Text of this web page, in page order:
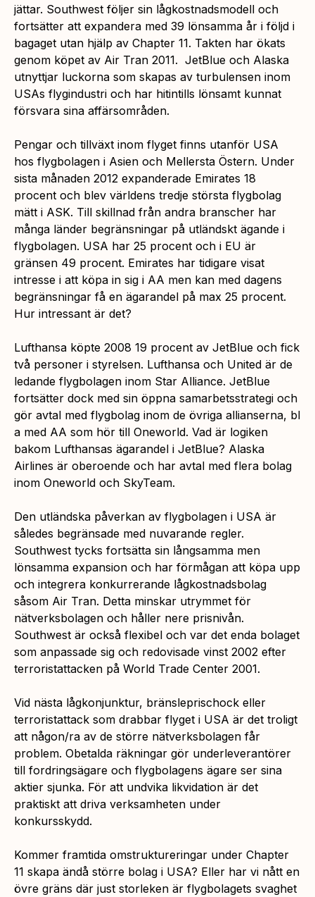
jättar. Southwest följer sin lågkostnadsmodell och
fortsätter att expandera med 39 lönsamma år i följd i
bagaget utan hjälp av Chapter 11. Takten har ökats
genom köpet av Air Tran 2011. JetBlue och Alaska
utnyttjar luckorna som skapas av turbulensen inom
USAs flygindustri och har hitintills lönsamt kunnat
försvara sina affärsområden.
Pengar och tillväxt inom flyget finns utanför USA
hos flygbolagen i Asien och Mellersta Östern. Under
sista månaden 2012 expanderade Emirates 18
procent och blev världens tredje största flygbolag
mätt i ASK. Till skillnad från andra branscher har
många länder begränsningar på utländskt ägande i
flygbolagen. USA har 25 procent och i EU är
gränsen 49 procent. Emirates har tidigare visat
intresse i att köpa in sig i AA men kan med dagens
begränsningar få en ägarandel på max 25 procent.
Hur intressant är det?
Lufthansa köpte 2008 19 procent av JetBlue och fick
två personer i styrelsen. Lufthansa och United är de
ledande flygbolagen inom Star Alliance. JetBlue
fortsätter dock med sin öppna samarbetsstrategi och
gör avtal med flygbolag inom de övriga allianserna, bl
a med AA som hör till Oneworld. Vad är logiken
bakom Lufthansas ägarandel i JetBlue? Alaska
Airlines är oberoende och har avtal med flera bolag
inom Oneworld och SkyTeam.
Den utländska påverkan av flygbolagen i USA är
således begränsade med nuvarande regler.
Southwest tycks fortsätta sin långsamma men
lönsamma expansion och har förmågan att köpa upp
och integrera konkurrerande lågkostnadsbolag
såsom Air Tran. Detta minskar utrymmet för
nätverksbolagen och håller nere prisnivån.
Southwest är också flexibel och var det enda bolaget
som anpassade sig och redovisade vinst 2002 efter
terroristattacken på World Trade Center 2001.
Vid nästa lågkonjunktur, bränsleprischock eller
terroristattack som drabbar flyget i USA är det troligt
att någon/ra av de större nätverksbolagen får
problem. Obetalda räkningar gör underleverantörer
till fordringsägare och flygbolagens ägare ser sina
aktier sjunka. För att undvika likvidation är det
praktiskt att driva verksamheten under
konkursskydd.
Kommer framtida omstruktureringar under Chapter
11 skapa ändå större bolag i USA? Eller har vi nått en
övre gräns där just storleken är flygbolagets svaghet